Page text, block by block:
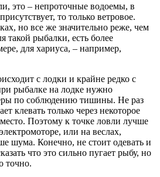
это – непроточные водоемы, в
то только ветровое.
но все же значительно реже, чем
такой рыбалки, есть более
для хариуса, – например,
с лодки и крайне редко с
рыбалке на лодке нужно
по соблюдению тишины. Не раз
клевать только через некоторое
Поэтому к точке ловли лучше
или на веслах,
шума. Конечно, не стоит одевать и
что это сильно пугает рыбу, но
точно.